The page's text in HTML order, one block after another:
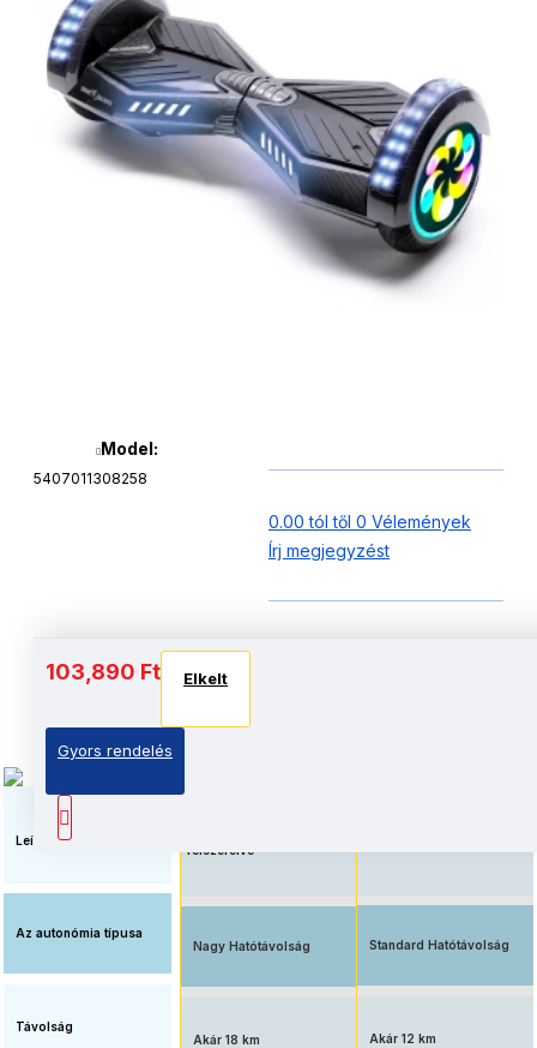
Model:
5407011308258
0.00 tól től 0 Vélemények
Írj megjegyzést
103,890 Ft Elkelt
Gyors rendelés
Akkumulátor és autonómia
Leírás
Az autonómia típusa
Távolság
felszerelve
Nagy Hatótávolság
Akár 18 km
Standard Hatótávolság
Akár 12 km